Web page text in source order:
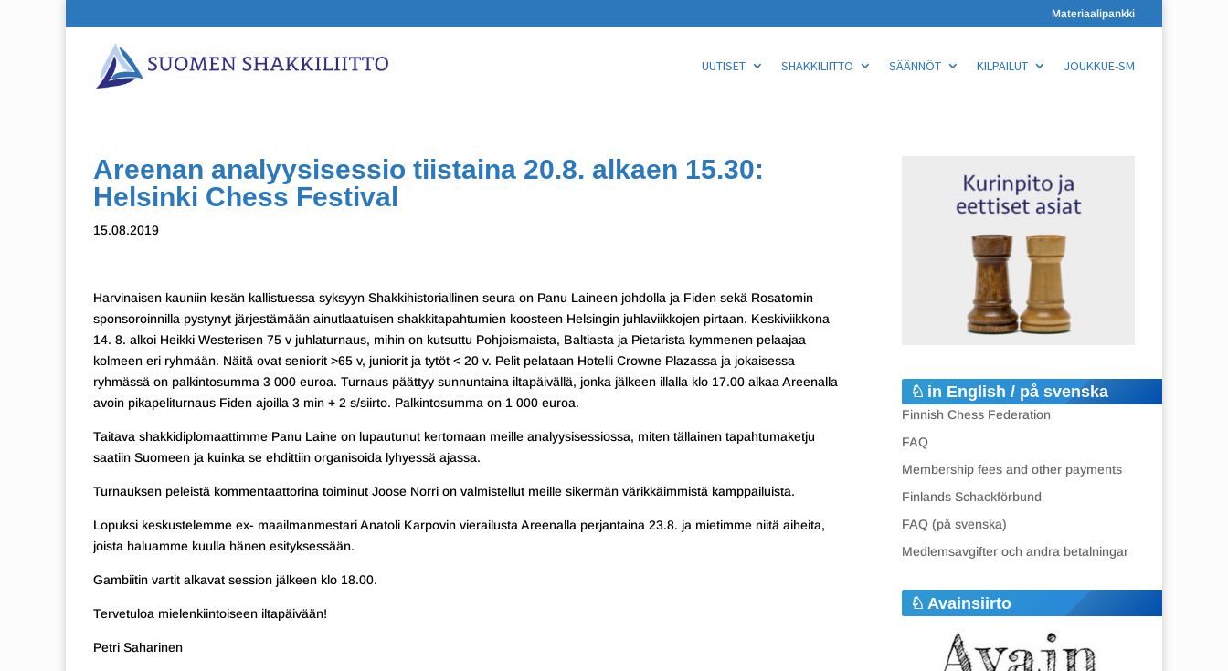
Materiaalipankki
UUTISET SHAKKILIITTO SÄÄNNÖT KILPAILUT JOUKKUE-SM
Areenan analyysisessio tiistaina 20.8. alkaen 15.30:
Helsinki Chess Festival
15.08.2019
Harvinaisen kauniin kesän kallistuessa syksyyn Shakkihistoriallinen seura on Panu Laineen johdolla ja Fiden sekä Rosatomin
sponsoroinnilla pystynyt järjestämään ainutlaatuisen shakkitapahtumien koosteen Helsingin juhlaviikkojen pirtaan. Keskiviikkona
14. 8. alkoi Heikki Westerisen 75 v juhlaturnaus, mihin on kutsuttu Pohjoismaista, Baltiasta ja Pietarista kymmenen pelaajaa
kolmeen eri ryhmään. Näitä ovat seniorit >65 v, juniorit ja tytöt < 20 v. Pelit pelataan Hotelli Crowne Plazassa ja jokaisessa
ryhmässä on palkintosumma 3 000 euroa. Turnaus päättyy sunnuntaina iltapäivällä, jonka jälkeen illalla klo 17.00 alkaa Areenalla
avoin pikapeliturnaus Fiden ajoilla 3 min + 2 s/siirto. Palkintosumma on 1 000 euroa.
Taitava shakkidiplomaattimme Panu Laine on lupautunut kertomaan meille analyysisessiossa, miten tällainen tapahtumaketju
saatiin Suomeen ja kuinka se ehdittiin organisoida lyhyessä ajassa.
Turnauksen peleistä kommentaattorina toiminut Joose Norri on valmistellut meille sikermän värikkäimmistä kamppailuista.
Lopuksi keskustelemme ex- maailmanmestari Anatoli Karpovin vierailusta Areenalla perjantaina 23.8. ja mietimme niitä aiheita,
joista haluamme kuulla hänen esityksessään.
Gambiitin vartit alkavat session jälkeen klo 18.00.
Tervetuloa mielenkiintoiseen iltapäivään!
Petri Saharinen
in English / på svenska
Finnish Chess Federation
FAQ
Membership fees and other payments
Finlands Schackförbund
FAQ (på svenska)
Medlemsavgifter och andra betalningar
Avainsiirto